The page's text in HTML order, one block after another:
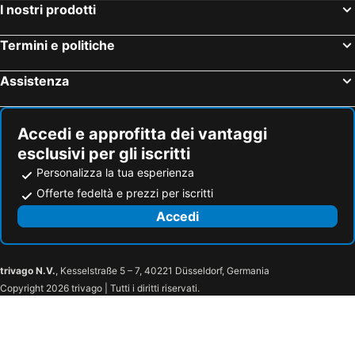
Nam Talay Resort
Hotel Fresh Inn
Hotel Alley
Get Link Hip
Crystal Huahin
Puangpen Villa Hotel
La Maison Hua Hin
Tientong Guesthouse
Seapine Recreation Centre
Chanchay
Sunshine Hostel
I nostri prodotti
Termini e politiche
Assistenza
Accedi e approfitta dei vantaggi
esclusivi per gli iscritti
Personalizza la tua esperienza
Offerte fedeltà e prezzi per iscritti
Accedi
trivago N.V., Kesselstraße 5 – 7, 40221 Düsseldorf, Germania
Copyright 2026 trivago | Tutti i diritti riservati.